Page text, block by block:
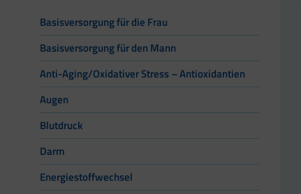
Basisversorgung für die Frau
Basisversorgung für den Mann
Anti-Aging/Oxidativer Stress – Antioxidantien
Augen
Blutdruck
Darm
Energiestoffwechsel